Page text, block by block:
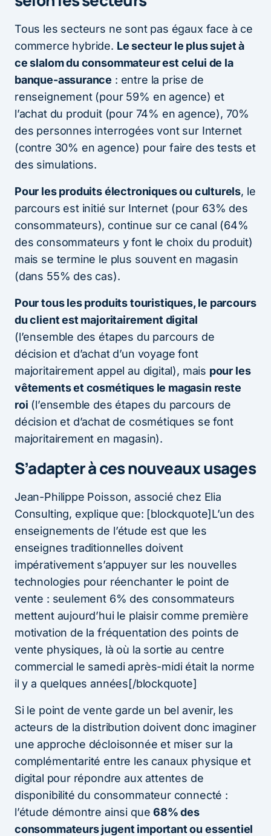
Tous les secteurs ne sont pas égaux face à ce
commerce hybride. Le secteur le plus sujet à
ce slalom du consommateur est celui de la
banque-assurance : entre la prise de
renseignement (pour 59% en agence) et
l’achat du produit (pour 74% en agence), 70%
des personnes interrogées vont sur Internet
(contre 30% en agence) pour faire des tests et
des simulations.
Pour les produits électroniques ou culturels, le
parcours est initié sur Internet (pour 63% des
consommateurs), continue sur ce canal (64%
des consommateurs y font le choix du produit)
mais se termine le plus souvent en magasin
(dans 55% des cas).
Pour tous les produits touristiques, le parcours
du client est majoritairement digital
(l’ensemble des étapes du parcours de
décision et d’achat d’un voyage font
majoritairement appel au digital), mais pour les
vêtements et cosmétiques le magasin reste
roi (l’ensemble des étapes du parcours de
décision et d’achat de cosmétiques se font
majoritairement en magasin).
S’adapter à ces nouveaux usages
Jean-Philippe Poisson, associé chez Elia
Consulting, explique que: [blockquote]L’un des
enseignements de l’étude est que les
enseignes traditionnelles doivent
impérativement s’appuyer sur les nouvelles
technologies pour réenchanter le point de
vente : seulement 6% des consommateurs
mettent aujourd’hui le plaisir comme première
motivation de la fréquentation des points de
vente physiques, là où la sortie au centre
commercial le samedi après-midi était la norme
il y a quelques années[/blockquote]
Si le point de vente garde un bel avenir, les
acteurs de la distribution doivent donc imaginer
une approche décloisonnée et miser sur la
complémentarité entre les canaux physique et
digital pour répondre aux attentes de
disponibilité du consommateur connecté :
l’étude démontre ainsi que68% des
consommateurs jugent important ou essentiel